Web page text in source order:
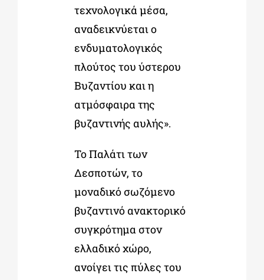
τεχνολογικά μέσα,
αναδεικνύεται ο
ενδυματολογικός
πλούτος του ύστερου
Βυζαντίου και η
ατμόσφαιρα της
βυζαντινής αυλής».
Το Παλάτι των
Δεσποτών, το
μοναδικό σωζόμενο
βυζαντινό ανακτορικό
συγκρότημα στον
ελλαδικό χώρο,
ανοίγει τις πύλες του